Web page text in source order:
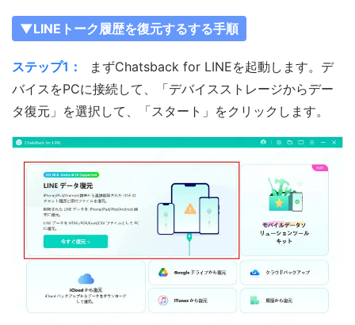
▼LINEトーク履歴を復元するする手順
ステップ1：
まずChatsback for LINEを起動します。デ
バイスをPCに接続して、「デバイスストレージからデー
タ復元」を選択して、「スタート」をクリックします。